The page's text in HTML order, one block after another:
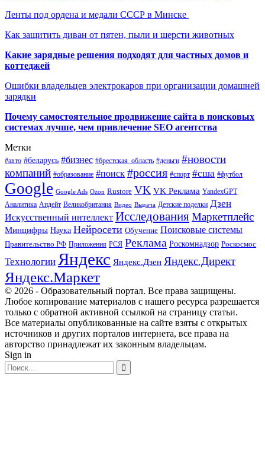
Ленты под ордена и медали СССР в Минске
Как защитить диван от пятен, пыли и шерсти животных
Какие зарядные решения подходят для частных домов и
коттеджей
Ошибки владельцев электрокаров при организации домашней
зарядки
Почему самостоятельное продвижение сайта в поисковых
системах лучше, чем привлечение SEO агентства
Метки
#авто #беларусь #бизнес #брестская_область #деньги #новости
компаний #образование #поиск #россия #спорт #сша #футбол
Google Google Ads Ozon Rustore VK VK Реклама YandexGPT
Аналитика Апдейт Великобритания Видео Выдача Детские поделки Дзен
Искусственный интеллект ИсследованияМаркетплейс
Минцифры Наука Нейросети Обучение Поисковые системы
Правительство РФ Приложения РСЯ Реклама Роскомнадзор Роскосмос
Технологии Яндекс Яндекс.Дзен Яндекс.Директ
Яндекс.Маркет
© 2026 - Образовательный портал. Все права защищены.
Любое копирование материалов с нашего ресурса разрешается
только с обратной активной ссылкой на страницу статьи.
Все материалы опубликованные на сайте взяты с открытых
источников и других порталов интернета, все права на
авторство принадлежат их законным владельцам.
Sign in